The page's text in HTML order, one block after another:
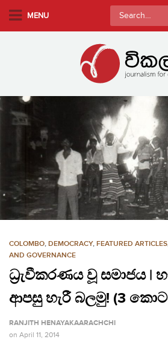
m
a
e
MENU
Search
for:
COLOMBO, DEMOCRACY, FEATURED ARTICLES
AND GOVERNANCE
ධ්‍රැවීකරණය වූ සමාජය |
ආපසු හැරී බලමු! (3
RANJITH HENAYAKAARACHCHI
on April 11, 2014